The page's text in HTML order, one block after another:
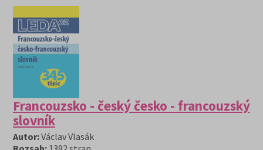
Francouzsko - český česko - francouzský
slovník
Autor:Václav Vlasák